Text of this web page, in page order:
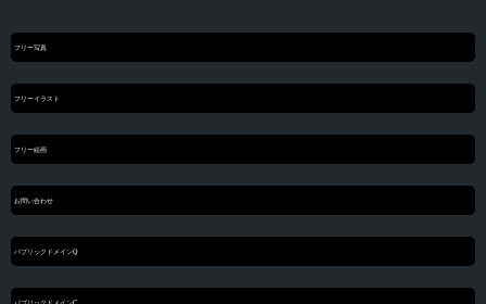
フリー写真
フリーイラスト
フリー絵画
お問い合わせ
パブリックドメインQ